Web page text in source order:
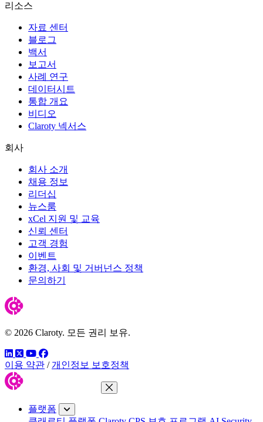
리소스
자료 센터
블로그
백서
보고서
사례 연구
데이터시트
통합 개요
비디오
Claroty 넥서스
회사
회사 소개
채용 정보
리더십
뉴스룸
xCel 지원 및 교육
신뢰 센터
고객 경험
이벤트
환경, 사회 및 거버넌스 정책
문의하기
© 2026 Claroty. 모든 권리 보유.
링크드인
트위터유튜브
페이스북
이용 약관 / 개인정보 보호정책
메뉴 닫기
플랫폼